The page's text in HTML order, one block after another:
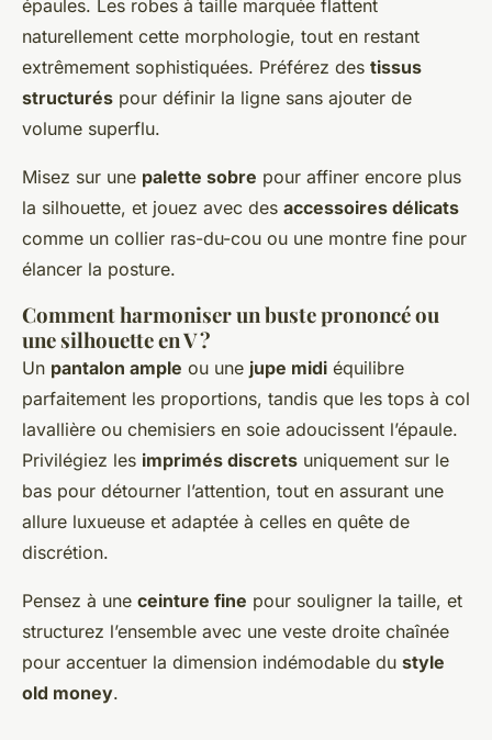
épaules. Les robes à taille marquée flattent
naturellement cette morphologie, tout en restant
extrêmement sophistiquées. Préférez des tissus
structurés pour définir la ligne sans ajouter de
volume superflu.
Misez sur une palette sobre pour affiner encore plus
la silhouette, et jouez avec des accessoires délicats
comme un collier ras-du-cou ou une montre fine pour
élancer la posture.
Comment harmoniser un buste prononcé ou
une silhouette en V ?
Un pantalon ample ou une jupe midi équilibre
parfaitement les proportions, tandis que les tops à col
lavallière ou chemisiers en soie adoucissent l’épaule.
Privilégiez les imprimés discrets uniquement sur le
bas pour détourner l’attention, tout en assurant une
allure luxueuse et adaptée à celles en quête de
discrétion.
Pensez à une ceinture fine pour souligner la taille, et
structurez l’ensemble avec une veste droite chaînée
pour accentuer la dimension indémodable du style
old money.